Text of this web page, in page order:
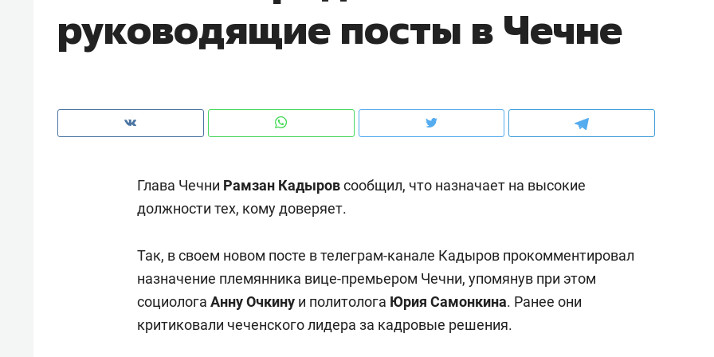
руководящие посты в Чечне
Глава Чечни Рамзан Кадыровсообщил, что назначает на высокие
должности тех, кому доверяет.
Так, в своем новом посте в телеграм-канале Кадыров прокомментировал
назначение племянника вице-премьером Чечни, упомянув при этом
социолога Анну Очкину и политолога Юрия Самонкина. Ранее они
критиковали чеченского лидера за кадровые решения.
чем интересен Оман?
о трехкратном росте цен, дотошных
клиентах и чудных запросах мастеров
налогах и развитии без
Как ГК «МИР ГРУПП» и ВТБ
создают оазис жилого
Рекомендуем
150 камер до квартиры и Face
ID вместо ключа: какой будет